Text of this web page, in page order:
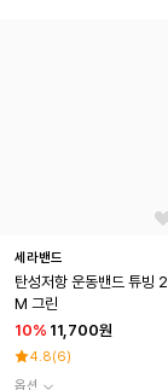
세라밴드
탄성저항 운동밴드 튜빙 2
M 그린
10% 11,700원
4.8(6)
옵션